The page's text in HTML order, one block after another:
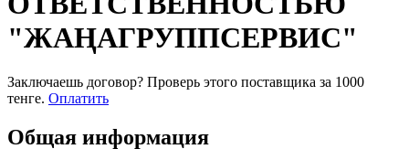
"ЖАҢАГРУППСЕРВИС"
Заключаешь договор? Проверь этого поставщика за 1000
тенге. Оплатить
Общая информация